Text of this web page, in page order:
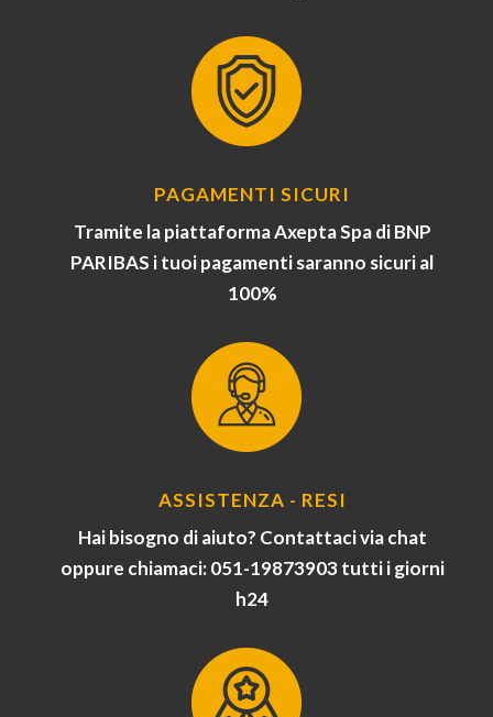
PAGAMENTI SICURI
Tramite la piattaforma Axepta Spa di BNP
PARIBAS i tuoi pagamenti saranno sicuri al
100%
ASSISTENZA - RESI
Hai bisogno di aiuto? Contattaci via chat
oppure chiamaci: 051-19873903 tutti i giorni
h24